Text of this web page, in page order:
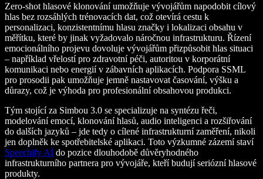
Zero-shot hlasové klonování umožňuje vývojářům napodobit cílový
hlas bez rozsáhlých trénovacích dat, což otevírá cestu k
personalizaci, konzistentnímu hlasu značky i lokalizaci obsahu v
měřítku, které by jinak vyžadovalo náročnou infrastrukturu. Řízení
emocionálního projevu dovoluje vývojářům přizpůsobit hlas situaci
– například vřelostí pro zdravotní péči, autoritou v korporátní
komunikaci nebo energií v zábavních aplikacích. Podpora SSML
pro prosodii pak umožňuje jemně nastavovat časování, výšku a
důrazy, což je výhoda pro profesionální obsahovou produkci.
Tým stojící za Simbou 3.0 se specializuje na syntézu řeči,
modelování emocí, klonování hlasů, audio inteligenci a rozšiřování
do dalších jazyků – jde tedy o cílené infrastrukturní zaměření, nikoli
jen doplněk ke spotřebitelské aplikaci. Toto výzkumné zázemí staví
Speechify AI do pozice dlouhodobě důvěryhodného
infrastrukturního partnera pro vývojáře, kteří budují seriózní hlasové
produkty.